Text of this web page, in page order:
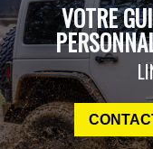
VOTRE